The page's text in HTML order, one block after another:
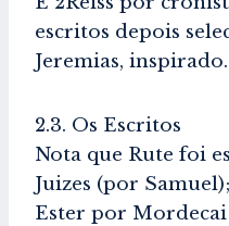
escritos depois
Jeremias, inspirado.
2.3. Os Escritos
Nota que Rute foi
Juizes (por Samuel);
Ester por